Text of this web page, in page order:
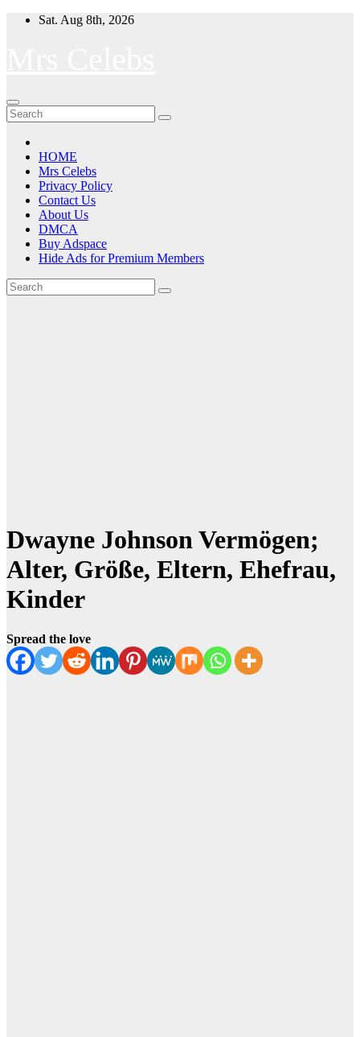
Skip
Sat. Aug 8th, 2026
HOME
Mrs Celebs
Privacy Policy
Contact Us
About Us
DMCA
Buy Adspace
Hide Ads for Premium Members
Dwayne Johnson Vermögen;
Alter, Größe, Eltern, Ehefrau,
Kinder
Spread the love